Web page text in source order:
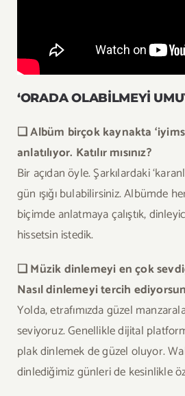
‘ORADA OLABİLMEYİ
❏ Albüm birçok kaynakta
anlatılıyor. Katılır mısınız?
Bir açıdan öyle. Şarkılardaki
gün ışığı bulabilirsiniz. Albümde
biçimde anlatmaya çalıştık,
hissetsin istedik.
❏ Müzik dinlemeyi en çok
Nasıl dinlemeyi tercih
Yolda, etrafımızda güzel
seviyoruz. Genellikle dijital
plak dinlemek de güzel oluyor.
dinlediğimiz günleri de kesinlikle